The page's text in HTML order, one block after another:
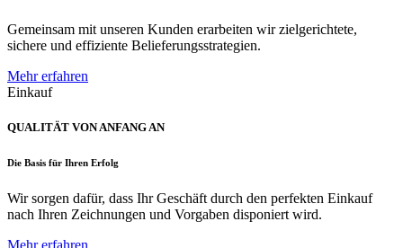
Gemeinsam mit unseren Kunden erarbeiten wir zielgerichtete,
sichere und effiziente Belieferungsstrategien.
Mehr erfahren
Einkauf
QUALITÄT VON ANFANG AN
Die Basis für Ihren Erfolg
Wir sorgen dafür, dass Ihr Geschäft durch den perfekten Einkauf
nach Ihren Zeichnungen und Vorgaben disponiert wird.
Mehr erfahren